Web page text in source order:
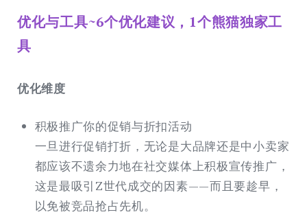
优化与工具~6个优化建议，1个熊猫独家工
具
优化维度
积极推广你的促销与折扣活动
一旦进行促销打折，无论是大品牌还是中小卖家
都应该不遗余力地在社交媒体上积极宣传推广，
这是最吸引Z世代成交的因素——而且要趁早，
以免被竞品抢占先机。